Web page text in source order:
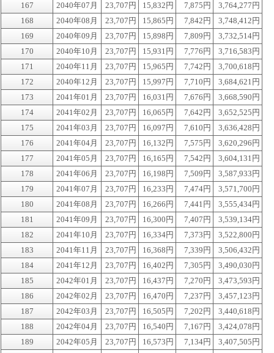
167
2040年07月 23,707円 15,832円 7,875円
3,764,277円
168
2040年08月 23,707円 15,865円 7,842円
3,748,412円
169
2040年09月 23,707円 15,898円 7,809円
3,732,514円
170
2040年10月 23,707円 15,931円 7,776円
3,716,583円
171
2040年11月 23,707円 15,965円 7,742円
3,700,618円
172
2040年12月 23,707円 15,997円 7,710円
3,684,621円
173
2041年01月 23,707円 16,031円 7,676円
3,668,590円
174
2041年02月 23,707円 16,065円 7,642円
3,652,525円
175
2041年03月 23,707円 16,097円 7,610円
3,636,428円
176
2041年04月 23,707円 16,132円 7,575円
3,620,296円
177
2041年05月 23,707円 16,165円 7,542円
3,604,131円
178
2041年06月 23,707円 16,198円 7,509円
3,587,933円
179
2041年07月 23,707円 16,233円 7,474円
3,571,700円
180
2041年08月 23,707円 16,266円 7,441円
3,555,434円
181
2041年09月 23,707円 16,300円 7,407円
3,539,134円
182
2041年10月 23,707円 16,334円 7,373円
3,522,800円
183
2041年11月 23,707円 16,368円 7,339円
3,506,432円
184
2041年12月 23,707円 16,402円 7,305円
3,490,030円
185
2042年01月 23,707円 16,437円 7,270円
3,473,593円
186
2042年02月 23,707円 16,470円 7,237円
3,457,123円
187
2042年03月 23,707円 16,505円 7,202円
3,440,618円
188
2042年04月 23,707円 16,540円 7,167円
3,424,078円
189
2042年05月 23,707円 16,573円 7,134円
3,407,505円